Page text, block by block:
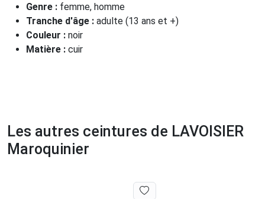
Genre : femme, homme
Tranche d'âge : adulte (13 ans et +)
Couleur : noir
Matière : cuir
Les autres ceintures de LAVOISIER
Maroquinier